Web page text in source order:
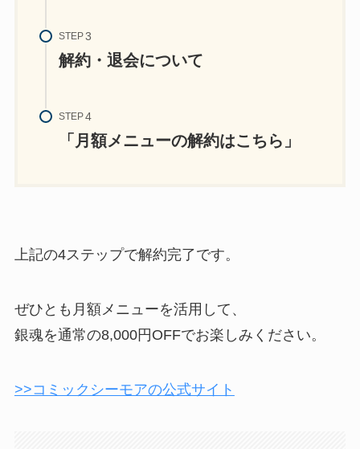
STEP
解約・退会について
STEP
「月額メニューの解約はこちら」
上記の4ステップで解約完了です。
ぜひとも月額メニューを活用して、
銀魂を通常の8,000円OFFでお楽しみください。
>>コミックシーモアの公式サイト